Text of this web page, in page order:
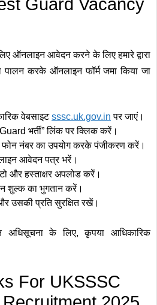
Guard Vacancy
ऑनलाइन आवेदन करने के लिए हमारे द्वारा
पालन करके ऑनलाइन फॉर्म जमा किया जा
वेबसाइटsssc.uk.gov.in पर जाएं।
भर्ती” लिंक पर क्लिक करें।
नंबर का उपयोग करके पंजीकरण करें।
आवेदन पत्र भरें।
और हस्ताक्षर अपलोड करें।
शुल्क का भुगतान करें।
उसकी प्रति सुरक्षित रखें।
अधिसूचना के लिए, कृपया आधिकारिक
For UKSSSC